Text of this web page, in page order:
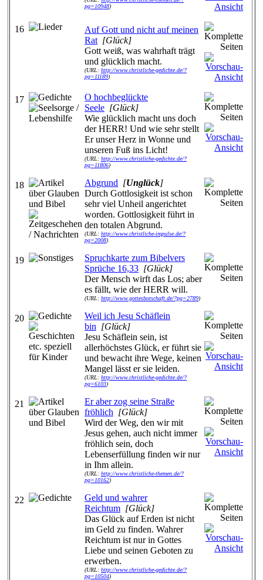
pg=10948)
16
Auf Gott und nicht auf meinen
Rat [Glück]
Gott weiß, was wahrhaft trägt
und glücklich macht.
(URL: http://www.christliche-gedichte.de/?
pg=11189)
17
O hochbeglückte
Seele [Glück]
Wie glücklich macht uns doch
der HERR! Und wie sehr stellt
Er unser Herz in Wonne und
unseren Fuß ins Licht!
(URL: http://www.christliche-gedichte.de/?
pg=11806)
18 Abgrund [Unglück]
Durch Gottlosigkeit ist schon
sehr viel Unheil angerichtet
worden. Gottlosigkeit führt in
den totalen Abgrund.
(URL: http://www.christliche-impulse.de/?
pg=2008)
19
Spruchkarte zum Bibelvers
Sprüche 16,33 [Glück]
Der Mensch wirft das Los; aber
es fällt, wie der HERR will.
(URL: http://www.gottesbotschaft.de/?pg=2789)
20
Weil ich Jesu Schäflein
bin [Glück]
Jesu Schäflein sein, ist
allerhöchstes Glück, er führt sie
und bewacht ihre Wege, keinen
Mangel lässt er sie leiden.
(URL: http://www.christliche-gedichte.de/?
pg=6103)
21
Er aber zog seine Straße
fröhlich [Glück]
Wird der Weg, den wir mit
Jesus gehen, auch nicht immer
fröhlich sein, doch
Lebenserfüllung finden wir nur
in Ihm allein.
(URL: http://www.christliche-themen.de/?
pg=10162)
22
Geld und wahrer
Reichtum [Glück]
Das Glück auf Erden ist nicht
im Geld zu finden. Wahrer
Reichtum ist nur in Gottes
Liebe und seinen Geboten zu
erwerben.
(URL: http://www.christliche-gedichte.de/?
pg=10504)